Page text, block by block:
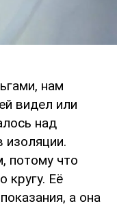
нам
видел или
над
изоляции.
потому что
кругу. Её
а она